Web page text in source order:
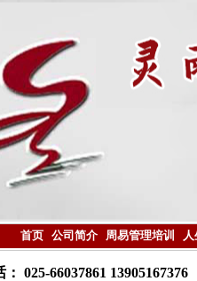
首页 公司简介 周易管理培训
： 025-66037861 13905167376